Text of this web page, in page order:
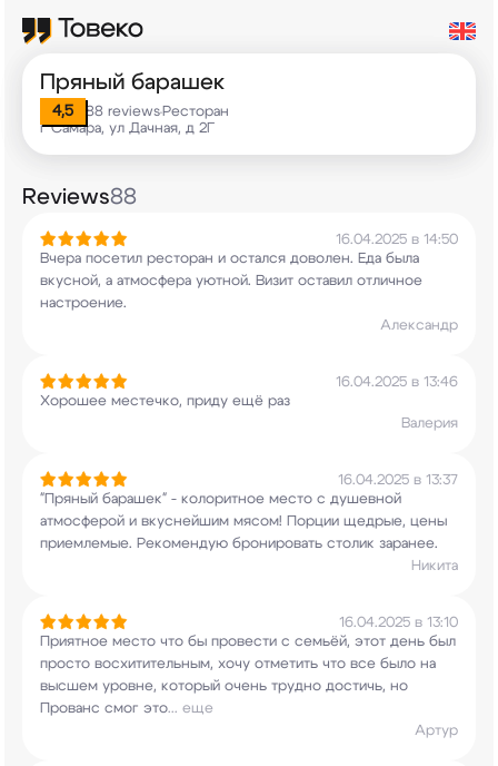
Пряный барашек
4,5 88 reviews•Ресторан
г Самара, ул Дачная, д 2Г
Reviews88
16.04.2025 в 14:50
Вчера посетил ресторан и остался доволен. Еда была
вкусной, а атмосфера уютной. Визит оставил отличное
настроение.
Александр
16.04.2025 в 13:46
Хорошее местечко, приду ещё раз
Валерия
16.04.2025 в 13:37
"Пряный барашек" - колоритное место с душевной
атмосферой и вкуснейшим мясом! Порции щедрые, цены
приемлемые. Рекомендую бронировать столик заранее.
Никита
16.04.2025 в 13:10
Приятное место что бы провести с семьёй, этот день был
просто восхитительным, хочу отметить что все было на
высшем уровне, который очень трудно достичь, но
Прованс смог это... еще
Артур